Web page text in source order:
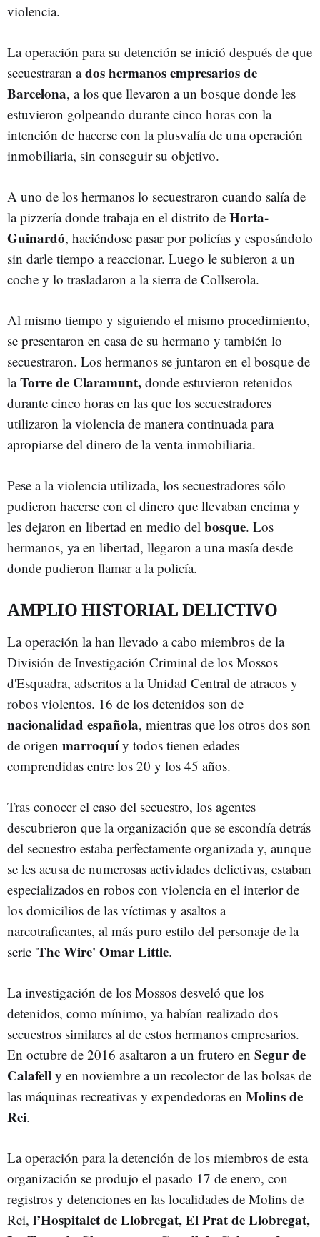
violencia.
La operación para su detención se inició después de que
secuestraran ados hermanos empresarios de
Barcelona, a los que llevaron a un bosque donde les
estuvieron golpeando durante cinco horas con la
intención de hacerse con la plusvalía de una operación
inmobiliaria, sin conseguir su objetivo.
A uno de los hermanos lo secuestraron cuando salía de
la pizzería donde trabaja en el distrito de Horta-
Guinardó, haciéndose pasar por policías y esposándolo
sin darle tiempo a reaccionar. Luego le subieron a un
coche y lo trasladaron a la sierra de Collserola.
Al mismo tiempo y siguiendo el mismo procedimiento,
se presentaron en casa de su hermano y también lo
secuestraron. Los hermanos se juntaron en el bosque de
laTorre de Claramunt, donde estuvieron retenidos
durante cinco horas en las que los secuestradores
utilizaron la violencia de manera continuada para
apropiarse del dinero de la venta inmobiliaria.
Pese a la violencia utilizada, los secuestradores sólo
pudieron hacerse con el dinero que llevaban encima y
les dejaron en libertad en medio del bosque. Los
hermanos, ya en libertad, llegaron a una masía desde
donde pudieron llamar a la policía.
AMPLIO HISTORIAL DELICTIVO
La operación la han llevado a cabo miembros de la
División de Investigación Criminal de los Mossos
d'Esquadra, adscritos a la Unidad Central de atracos y
robos violentos. 16 de los detenidos son de
nacionalidad española, mientras que los otros dos son
de origen marroquíy todos tienen edades
comprendidas entre los 20 y los 45 años.
Tras conocer el caso del secuestro, los agentes
descubrieron que la organización que se escondía detrás
del secuestro estaba perfectamente organizada y, aunque
se les acusa de numerosas actividades delictivas, estaban
especializados en robos con violencia en el interior de
los domicilios de las víctimas y asaltos a
narcotraficantes, al más puro estilo del personaje de la
serie 'The Wire' Omar Little.
La investigación de los Mossos desveló que los
detenidos, como mínimo, ya habían realizado dos
secuestros similares al de estos hermanos empresarios.
En octubre de 2016 asaltaron a un frutero en Segur de
Calafell y en noviembre a un recolector de las bolsas de
las máquinas recreativas y expendedoras en Molins de
Rei.
La operación para la detención de los miembros de esta
organización se produjo el pasado 17 de enero, con
registros y detenciones en las localidades de Molins de
Rei, l’Hospitalet de Llobregat, El Prat de Llobregat,